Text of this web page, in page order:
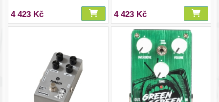
4 423 Kč 4 423 Kč